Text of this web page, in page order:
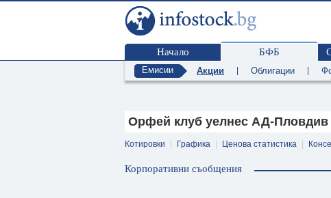
Начало БФБ
Емисии Акции Облигации
Орфей клуб уелнес АД-Пловдив
Котировки Графика Ценова статистика
Корпоративни съобщения